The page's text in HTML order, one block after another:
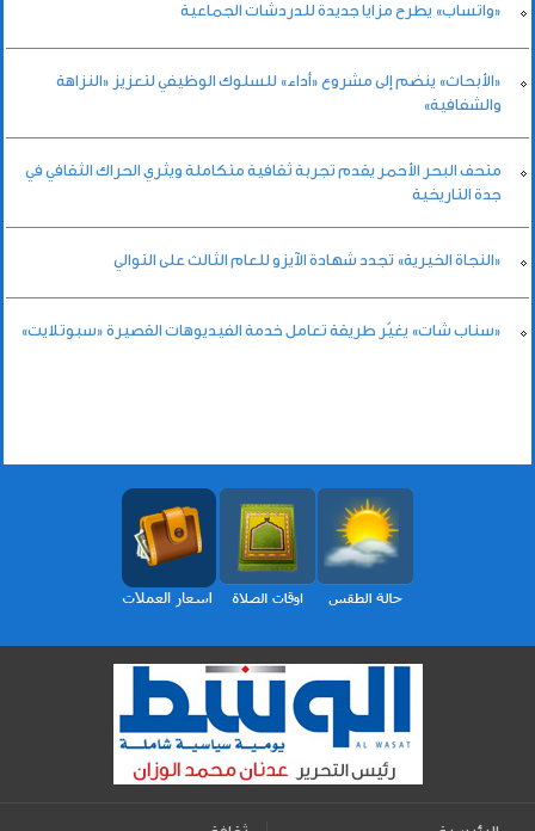
«واتساب» يطرح مزايا جديدة للدردشات الجماعية
«الأبحاث» ينضم إلى مشروع «أداء» للسلوك الوظيفي لتعزيز «النزاهة
والشفافية»
متحف البحر الأحمر يقدم تجربة ثقافية متكاملة ويثري الحراك الثقافي في
جدة التاريخية
«النجاة الخيرية» تجدد شهادة الآيزو للعام الثالث على التوالي
«سناب شات» يغيّر طريقة تعامل خدمة الفيديوهات القصيرة «سبوتلايت»